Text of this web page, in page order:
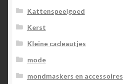
Kattenspeelgoed
Kerst
Kleine cadeautjes
mode
mondmaskers en accessoires